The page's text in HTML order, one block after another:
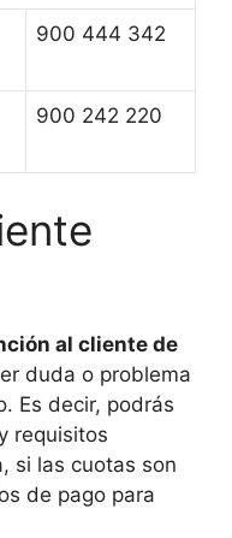
900 444 342
900 242 220
al cliente de
duda o problema
Es decir, podrás
requisitos
si las cuotas son
de pago para